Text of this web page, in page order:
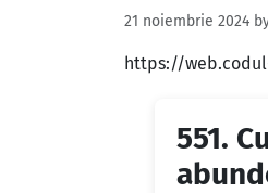
21 noiembrie 2024
https://
551.